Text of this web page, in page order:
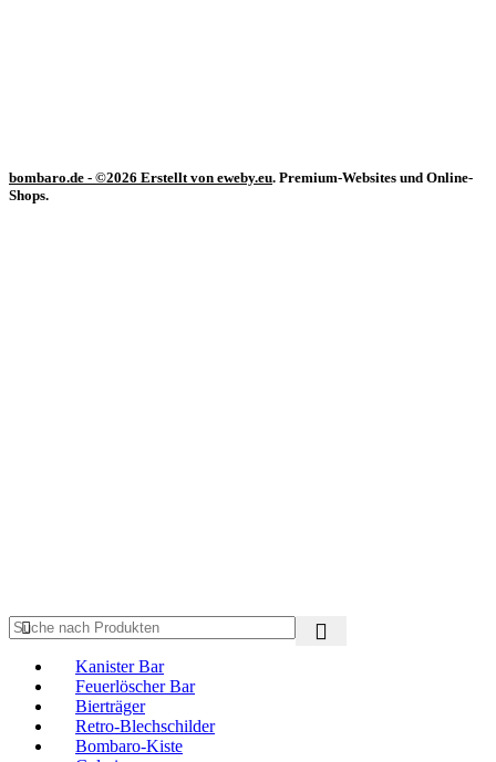
bombaro.de - ©2026 Erstellt von eweby.eu. Premium-Websites und Online-
Shops.
Kanister Bar
Feuerlöscher Bar
Bierträger
Retro-Blechschilder
Bombaro-Kiste